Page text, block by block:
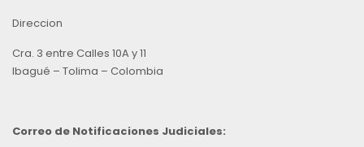
Direccion
Cra. 3 entre Calles 10A y 11
Ibagué – Tolima – Colombia
Correo de Notificaciones Judiciales: